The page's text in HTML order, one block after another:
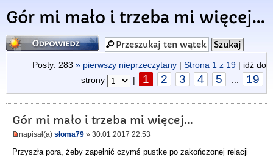
Gór mi mało i trzeba mi więcej...
Odpowiedz
Posty: 283 » pierwszy nieprzeczytany | Strona 1 z 19 | idź do
strony
| 1 2 3 4 5 19
Gór mi mało i trzeba mi więcej...
napisał(a) słoma79 » 30.01.2017 22:53
Przyszła pora, żeby zapełnić czymś pustkę po zakończonej relacji